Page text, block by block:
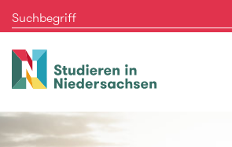
Studieren
in